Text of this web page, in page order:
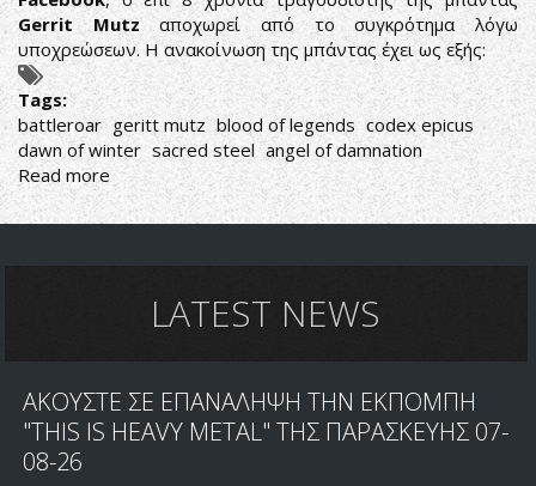
Gerrit Mutzαποχωρεί από το συγκρότημα λόγω
υποχρεώσεων. Η ανακοίνωση της μπάντας έχει ως εξής:
Tags:
battleroar geritt mutz blood of legends codex epicus
dawn of winter sacred steel angel of damnation
Read more about
BATTLEROAR:
ΑΝΑΚΟΙΝΩΣΑΝ
GERITTLATEST NEWS
ΑΚΟΥΣΤΕ ΣΕ ΕΠΑΝΑΛΗΨΗ ΤΗΝ ΕΚΠΟΜΠΗ
"THIS IS HEAVY METAL" ΤΗΣ ΠΑΡΑΣΚΕΥΗΣ 07-
08-26